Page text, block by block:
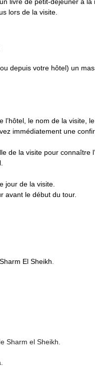
lors de la visite.
depuis votre hôtel) un
l’hôtel, le nom de la visite,
immédiatement une
de la visite pour connaître
jour de la visite.
avant le début du tour.
El Sheikh
Sharm el Sheikh.